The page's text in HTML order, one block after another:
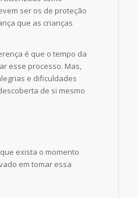
ser os de proteção
que as crianças
é que o tempo da
esse processo. Mas,
e dificuldades
de si mesmo
exista o momento
em tomar essa